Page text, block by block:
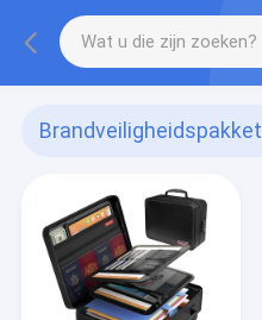
Brandveiligheidspakket